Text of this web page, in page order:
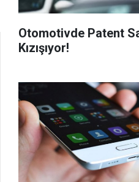
Otomotivde Patent
Kızışıyor!